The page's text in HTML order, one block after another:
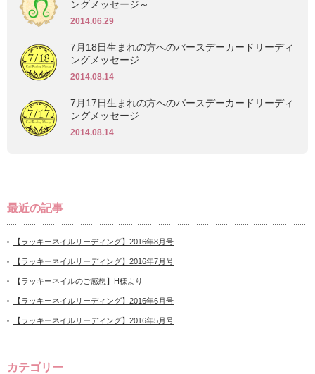
ングメッセージ～
2014.06.29
7月18日生まれの方へのバースデーカードリーディ
ングメッセージ
2014.08.14
7月17日生まれの方へのバースデーカードリーディ
ングメッセージ
2014.08.14
最近の記事
【ラッキーネイルリーディング】2016年8月号
【ラッキーネイルリーディング】2016年7月号
【ラッキーネイルのご感想】H様より
【ラッキーネイルリーディング】2016年6月号
【ラッキーネイルリーディング】2016年5月号
カテゴリー